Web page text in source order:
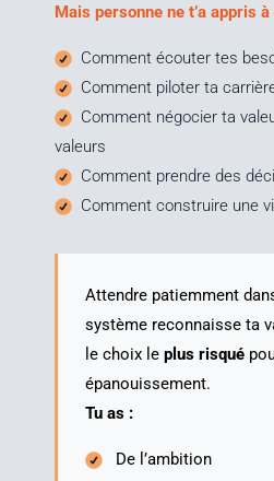
Mais per­sonne ne t’a appris à
Com­ment écou­ter tes
Com­ment pilo­ter ta
Com­ment négo­cier ta
valeurs
Com­ment prendre des
Com­ment construire une
Attendre patiem­ment
sys­tème recon­naisse ta
le choix le plus ris­qué
épanouissement.
Tu as :
De l’am­bi­tion